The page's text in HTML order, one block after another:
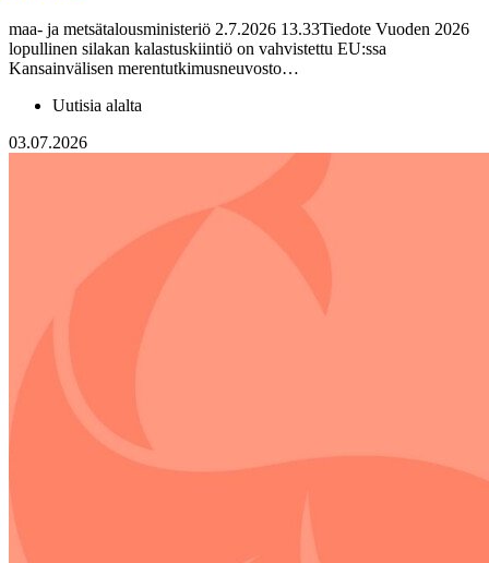
maa- ja metsätalousministeriö 2.7.2026 13.33Tiedote Vuoden 2026
lopullinen silakan kalastuskiintiö on vahvistettu EU:ssa
Kansainvälisen merentutkimusneuvosto…
Uutisia alalta
03.07.2026